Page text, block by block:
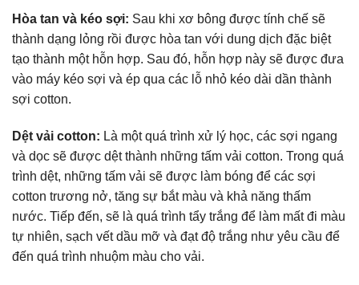
Hòa tan và kéo sợi: Sau khi xơ bông được tính chế sẽ
thành dạng lỏng rồi được hòa tan với dung dịch đặc biệt
tạo thành một hỗn hợp. Sau đó, hỗn hợp này sẽ được đưa
vào máy kéo sợi và ép qua các lỗ nhỏ kéo dài dần thành
sợi cotton.
Dệt vải cotton: Là một quá trình xử lý học, các sợi ngang
và dọc sẽ được dệt thành những tấm vải cotton. Trong quá
trình dệt, những tấm vải sẽ được làm bóng để các sợi
cotton trương nở, tăng sự bắt màu và khả năng thấm
nước. Tiếp đến, sẽ là quá trình tẩy trắng để làm mất đi màu
tự nhiên, sạch vết dầu mỡ và đạt độ trắng như yêu cầu để
đến quá trình nhuộm màu cho vải.